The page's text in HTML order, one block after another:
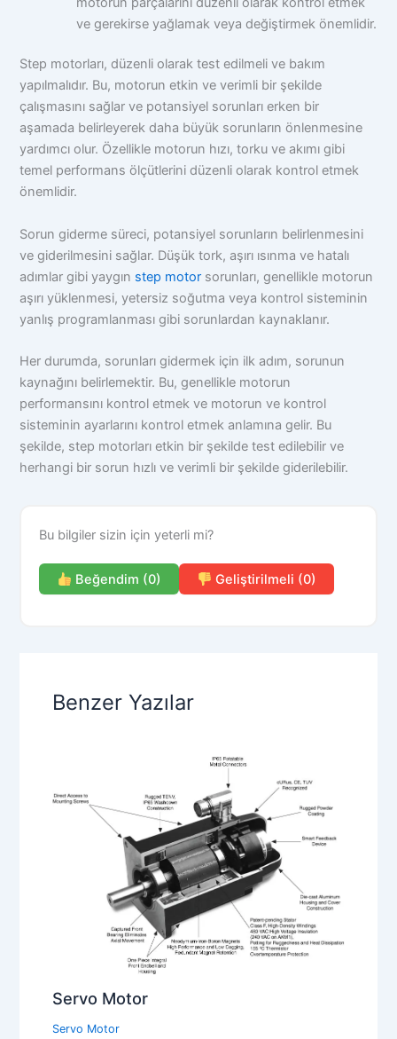
ve gerekirse yağlamak veya değiştirmek önemlidir.
Step motorları, düzenli olarak test edilmeli ve bakım
yapılmalıdır. Bu, motorun etkin ve verimli bir şekilde
çalışmasını sağlar ve potansiyel sorunları erken bir
aşamada belirleyerek daha büyük sorunların önlenmesine
yardımcı olur. Özellikle motorun hızı, torku ve akımı gibi
temel performans ölçütlerini düzenli olarak kontrol etmek
önemlidir.
Sorun giderme süreci, potansiyel sorunların belirlenmesini
ve giderilmesini sağlar. Düşük tork, aşırı ısınma ve hatalı
adımlar gibi yaygın step motor sorunları, genellikle motorun
aşırı yüklenmesi, yetersiz soğutma veya kontrol sisteminin
yanlış programlanması gibi sorunlardan kaynaklanır.
Her durumda, sorunları gidermek için ilk adım, sorunun
kaynağını belirlemektir. Bu, genellikle motorun
performansını kontrol etmek ve motorun ve kontrol
sisteminin ayarlarını kontrol etmek anlamına gelir. Bu
şekilde, step motorları etkin bir şekilde test edilebilir ve
herhangi bir sorun hızlı ve verimli bir şekilde giderilebilir.
Bu bilgiler sizin için yeterli mi?
Beğendim (0) Geliştirilmeli (0)
Benzer Yazılar
Servo Motor
Servo Motor